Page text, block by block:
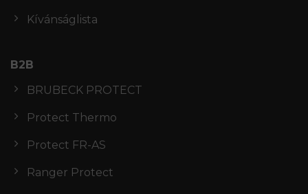
Kívánságlista
B2B
BRUBECK PROTECT
Protect Thermo
Protect FR-AS
Ranger Protect